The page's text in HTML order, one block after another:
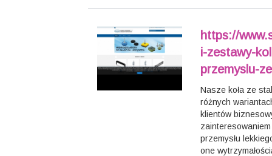
https://
i-zestawy-
przemyslu-
Nasze koła ze
różnych
klientów
przemysłu
one